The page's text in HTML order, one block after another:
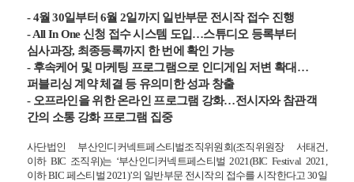
- 4월 30일부터 6월 2일까지 일반부문 전시작 접수 진행
- All In One신청 접수 시스템 도입…스튜디오 등록부터
심사과장, 최종등록까지 한 번에 확인 가능
- 후속케어 및 마케팅 프로그램으로 인디게임 저변 확대…
퍼블리싱 계약 체결 등 유의미한 성과 창출
- 오프라인을 위한 온라인 프로그램 강화…전시자와 참관객
간의 소통 강화 프로그램 집중
사단법인 부산인디커넥트페스티벌조직위원회(조직위원장 서태건,
이하 BIC 조직위)는 ‘부산인디커넥트페스티벌 2021(BIC Festival 2021,
이하 BIC 페스티벌 2021)’의 일반부문 전시작의 접수를 시작한다고 30일